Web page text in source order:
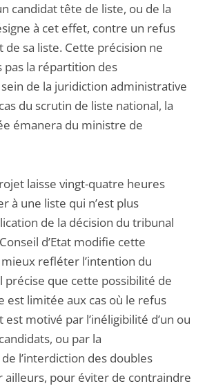
candidat tête de liste, ou de la
à cet effet, contre un refus
de sa liste. Cette précision ne
la répartition des
de la juridiction administrative
du scrutin de liste national, la
émanera du ministre de
laisse vingt-quatre heures
à une liste qui n’est plus
de la décision du tribunal
d’Etat modifie cette
refléter l’intention du
précise que cette possibilité de
est limitée aux cas où le refus
motivé par l’inéligibilité d’un ou
ou par la
l’interdiction des doubles
ailleurs, pour éviter de contraindre